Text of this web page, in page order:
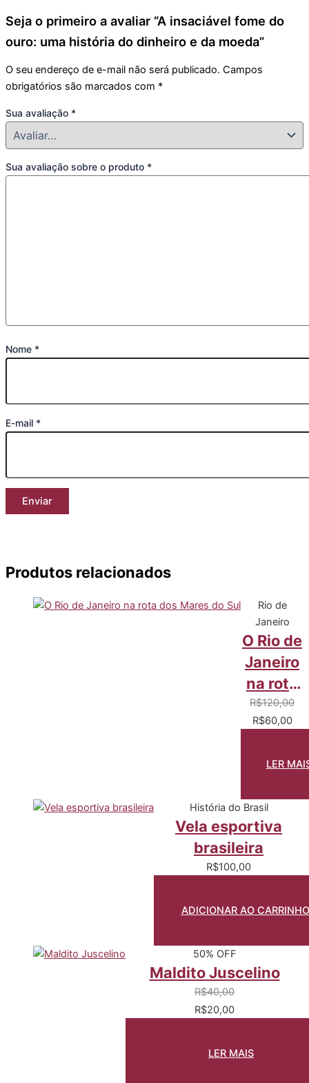
Seja o primeiro a avaliar “A insaciável fome do
ouro: uma história do dinheiro e da moeda”
O seu endereço de e-mail não será publicado. Campos
obrigatórios são marcados com *
Sua avaliação *
Sua avaliação sobre o produto *
Nome *
E-mail *
Produtos relacionados
Rio de
Janeiro
O Rio de
Janeiro
na rota
dos
Mares
R$120,00
R$60,00
LER
História do Brasil
Vela esportiva
brasileira
R$100,00
ADICIONAR AO CARRINHO
50% OFF
Maldito Juscelino
R$40,00
R$20,00
LER MAIS